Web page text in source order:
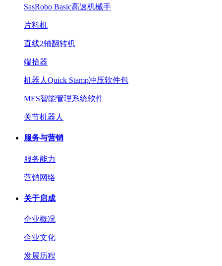
SasRobo Basic高速机械手
片料机
直线2轴翻转机
端拾器
机器人Quick Stamp冲压软件包
MES智能管理系统软件
关节机器人
服务与营销
服务能力
营销网络
关于启成
企业概况
企业文化
发展历程